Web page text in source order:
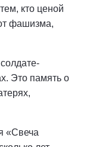
кто ценой
фашизма,
Это память о
«Свеча